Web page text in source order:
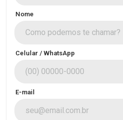
Nome
Celular / WhatsApp
E-mail